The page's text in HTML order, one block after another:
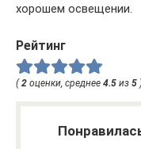
хорошем освещении.
Рейтинг
(2 оценки, среднее 4.5 из 5